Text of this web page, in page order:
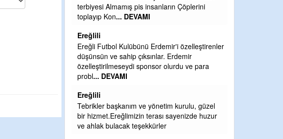
terbiyesi Almamış pis insanların Çöplerini
toplayıp Kon... DEVAMI
Ereğlili
Ereğli Futbol Kulübünü Erdemir'i özelleştirenler
düşünsün ve sahip çıksınlar. Erdemir
özelleştirilmeseydi sponsor olurdu ve para
probl... DEVAMI
Ereğlili
Tebrikler başkanım ve yönetim kurulu, güzel
bir hizmet.Ereğlimizin terası sayenizde huzur
ve ahlak bulacak teşekkürler